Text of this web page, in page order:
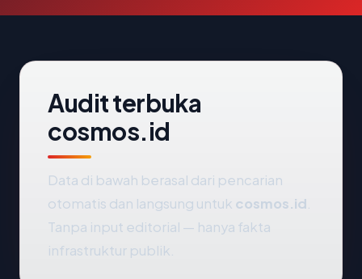
Audit terbuka
cosmos.id
Data di bawah berasal dari pencarian
otomatis dan langsung untuk cosmos.id
Tanpa input editorial — hanya fakta
infrastruktur publik.